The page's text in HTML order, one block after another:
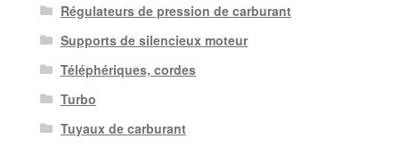
Régulateurs de pression de carburant
Supports de silencieux moteur
Téléphériques, cordes
Turbo
Tuyaux de carburant